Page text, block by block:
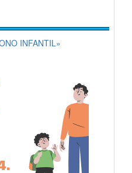
INFANTIL»